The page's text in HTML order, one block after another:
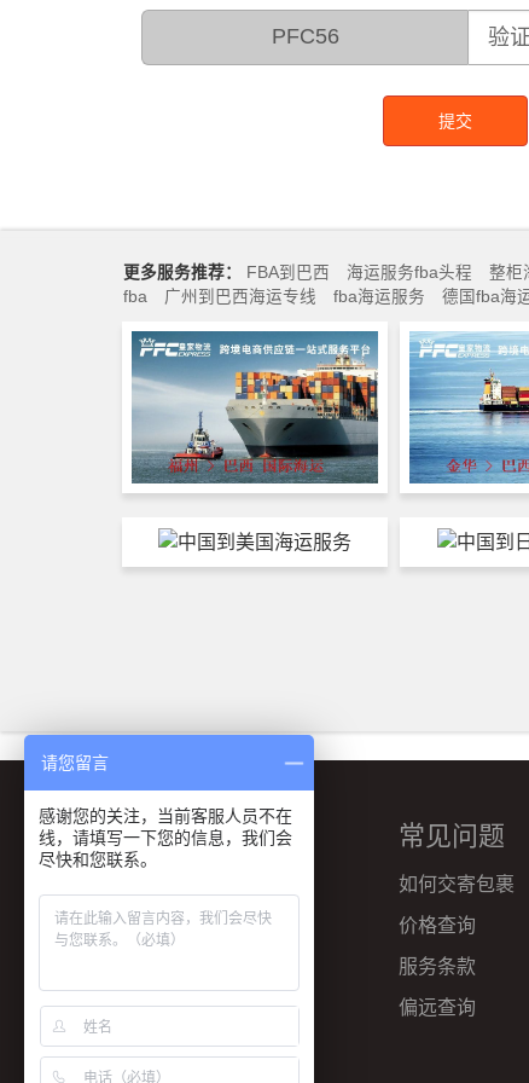
PFC56
提交
更多服务推荐： FBA到巴西 海运服务fba头程 整柜
fba
广州到巴西海运专线 fba海运服务 德国fba海
主营业务
FBA头程
国际专线
常见问题
如何交寄包裹
价格查询
服务条款
偏远查询
请您留言
感谢您的关注，当前客服人员不在
线，请填写一下您的信息，我们会
尽快和您联系。